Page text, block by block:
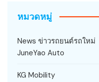
หมวดหมู่
News ข่าวรถยนต์รถใหม่
JuneYao Auto
KG Mobility